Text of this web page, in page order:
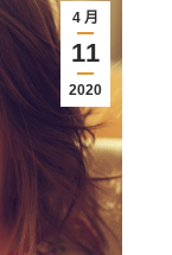
4 月
11
2020